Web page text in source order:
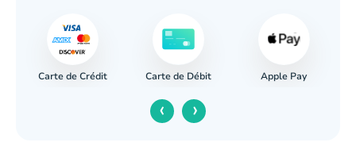
Carte de Crédit Carte de Débit Apple Pay
‹ ›